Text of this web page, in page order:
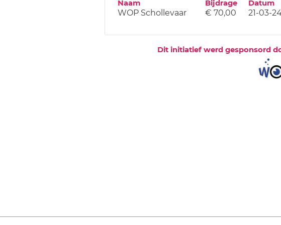
Naam Bijdrage Datum
WOP Schollevaar € 70,00 21-03-
Dit initiatief werd gesponsord